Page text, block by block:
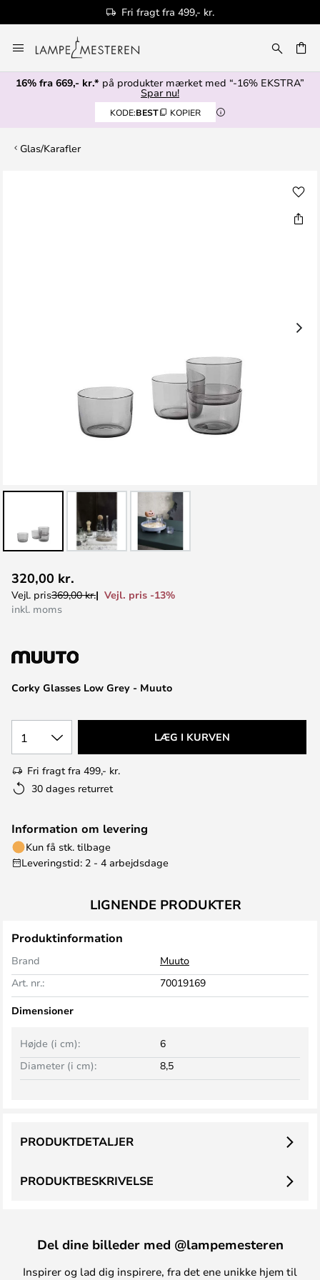
Fri fragt fra 499,- kr.
to
Content
16% fra 669,- kr.* på produkter mærket med “-16% EKSTRA”
Spar nu!
KODE:BEST KOPIER
Glas/Karafler
til
starten
Corky Glasses Low Grey - Muuto
320,00 kr.
Vejl. pris369,00 kr.
Vejl. pris -13%
inkl. moms
1 LÆG I KURVEN
Fri fragt fra 499,- kr.
30 dages returret
Information om levering
Kun få stk. tilbage
Leveringstid: 2 - 4 arbejdsdage
LIGNENDE PRODUKTER
Produktinformation
Brand
Muuto
Art. nr.:
70019169
Dimensioner
Højde (i cm):
6
Diameter (i cm):
8,5
PRODUKTBESKRIVELSE
PRODUKTDETALJER
Del dine billeder med @lampemesteren
Inspirer og lad dig inspirere, fra det ene unikke hjem til